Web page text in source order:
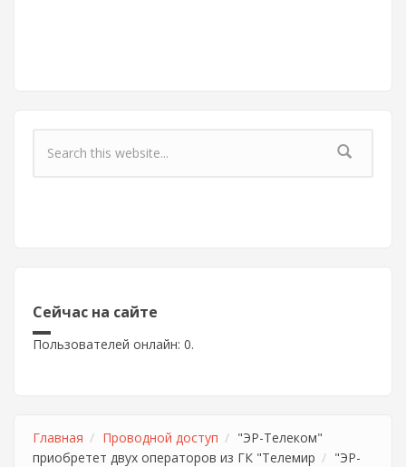
Форма поиска
Сейчас на сайте
Пользователей онлайн: 0.
Главная Проводной доступ
"ЭР-Телеком"
приобретет двух операторов из ГК "Телемир
"ЭР-